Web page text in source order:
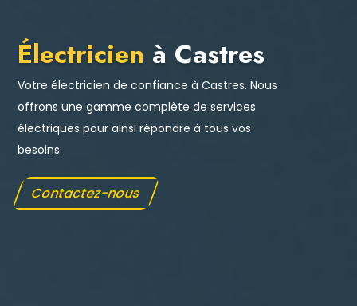
Électricien à Castres
Votre électricien de confiance à Castres. Nous
offrons une gamme complète de services
électriques pour ainsi répondre à tous vos
besoins.
Contactez-nous